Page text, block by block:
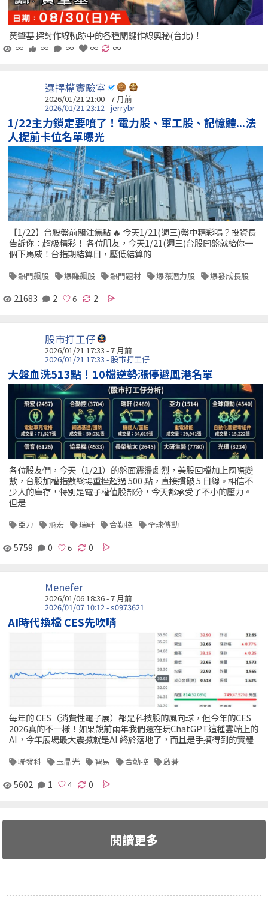
黃肇基 探討作線軌跡中的各種關鍵作線奧秘(台北)！
∞
∞ ∞ ∞ ∞
選擇權實驗室
2026/01/21 21:00 - 7 月前
2026/01/21 23:12 - jerrybr
1/22主力鎖定要噴了！電力股、軍工股、記憶體...法
人提前卡位名單曝光
【1/22】台股盤前關注焦點 🔥 今天1/21(週三)盤中精彩嗎？投資長
告訴你：超級精彩！ 各位朋友，今天1/21(週三)台股開盤就給你一
個下馬威！台指期結算日，壓低結算的
熱門飆股 爆賺飆股 熱門題材 爆漲潛力股 爆發成長股
21683 2 2
股市打工仔
2026/01/21 17:33 - 7 月前
2026/01/21 17:33 - 股市打工仔
大盤血洗513點！10檔逆勢漲停避風港名單
各位股友們，今天（1/21）的盤面震盪劇烈，美股回檔加上國際變
數，台股加權指數終場重挫超過 500 點，直接摜破 5 日線。相信不
少人的庫存，特別是電子權值股部分，今天都承受了不小的壓力。
但是
亞力 飛宏 瑞軒 合勤控 全球傳動
5759 0 0
Menefer
2026/01/06 18:36 - 7 月前
2026/01/07 10:12 - s0973621
AI時代換檔 CES先吹哨
每年的 CES（消費性電子展）都是科技股的風向球，但今年的CES
2026真的不一樣！如果說前兩年我們還在玩ChatGPT這種雲端上的
AI，今年展場最大震撼就是AI 終於落地了，而且是手摸得到的實體
聯發科 玉晶光 智易 合勤控 啟碁
5602 1 0
閱讀更多